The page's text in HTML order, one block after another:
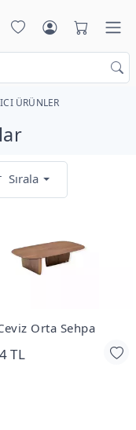
ÜRÜNLER
Sırala
Orta Sehpa
TL